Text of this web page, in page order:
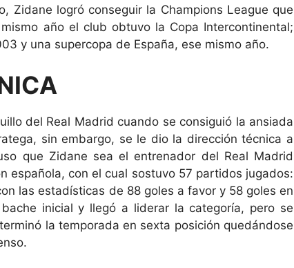
Zidane logró conseguir la Champions League que
año el club obtuvo la Copa Intercontinental;
y una supercopa de España, ese mismo año.
del Real Madrid cuando se consiguió la ansiada
sin embargo, se le dio la dirección técnica a
que Zidane sea el entrenador del Real Madrid
española, con el cual sostuvo 57 partidos jugados:
las estadísticas de 88 goles a favor y 58 goles en
inicial y llegó a liderar la categoría, pero se
la temporada en sexta posición quedándose